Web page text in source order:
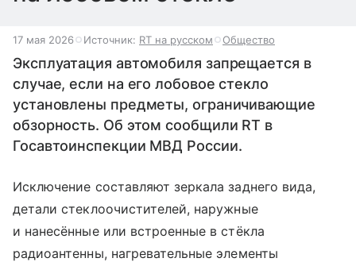
17 мая 2026 Источник: RT на русском Общество
Эксплуатация автомобиля запрещается в
случае, если на его лобовое стекло
установлены предметы, ограничивающие
обзорность. Об этом сообщили RT в
Госавтоинспекции МВД России.
Исключение составляют зеркала заднего вида,
детали стеклоочистителей, наружные
и нанесённые или встроенные в стёкла
радиоантенны, нагревательные элементы